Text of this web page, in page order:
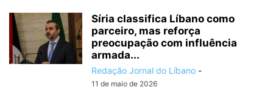
Síria classifica Líbano como
parceiro, mas reforça
preocupação com influência
armada...
Redação Jornal do Líbano -
11 de maio de 2026